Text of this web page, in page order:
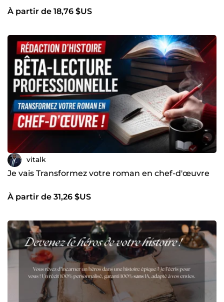
À partir de 18,76 $US
vitalk
Je vais Transformez votre roman en chef-d'œuvre
À partir de 31,26 $US